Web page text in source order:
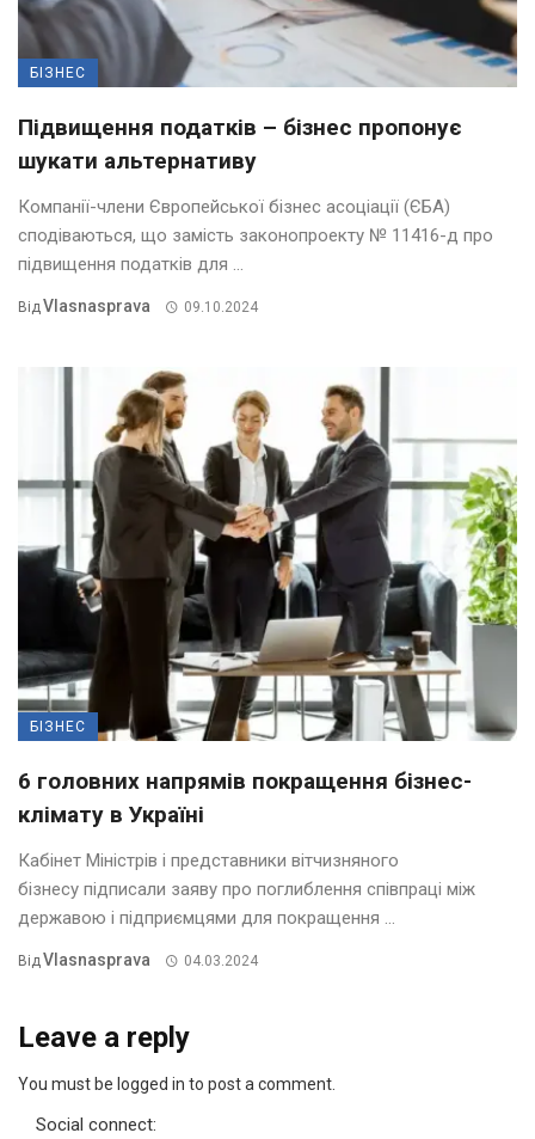
БІЗНЕС
Підвищення податків – бізнес пропонує
шукати альтернативу
Компанії-члени Європейської бізнес асоціації (ЄБА)
сподіваються, що замість законопроекту № 11416-д про
підвищення податків для ...
ВідVlasnasprava 09.10.2024
БІЗНЕС
6 головних напрямів покращення бізнес-
клімату в Україні
Кабінет Міністрів і представники вітчизняного
бізнесу підписали заяву про поглиблення співпраці між
державою і підприємцями для покращення ...
ВідVlasnasprava 04.03.2024
Leave a reply
You must be logged in to post a comment.
Social connect: